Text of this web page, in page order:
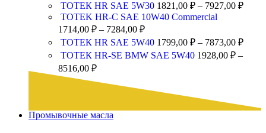
ТОТЕК HR SAE 5W30 1821,00 ₽ – 7927,00 ₽
TOTEK HR-C SAE 10W40 Commercial
1714,00 ₽ – 7284,00 ₽
ТОТЕК HR SAE 5W40 1799,00 ₽ – 7873,00 ₽
ТОТЕК HR-SE BMW SAE 5W40 1928,00 ₽ –
8516,00 ₽
Промывочные масла